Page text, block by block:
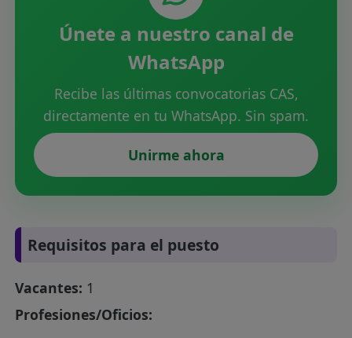
Únete a nuestro canal de
WhatsApp
Recibe las últimas convocatorias CAS,
directamente en tu WhatsApp. Sin spam.
Unirme ahora
Requisitos para el puesto
Vacantes: 1
Profesiones/Oficios: